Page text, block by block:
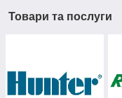
Товари та послуги